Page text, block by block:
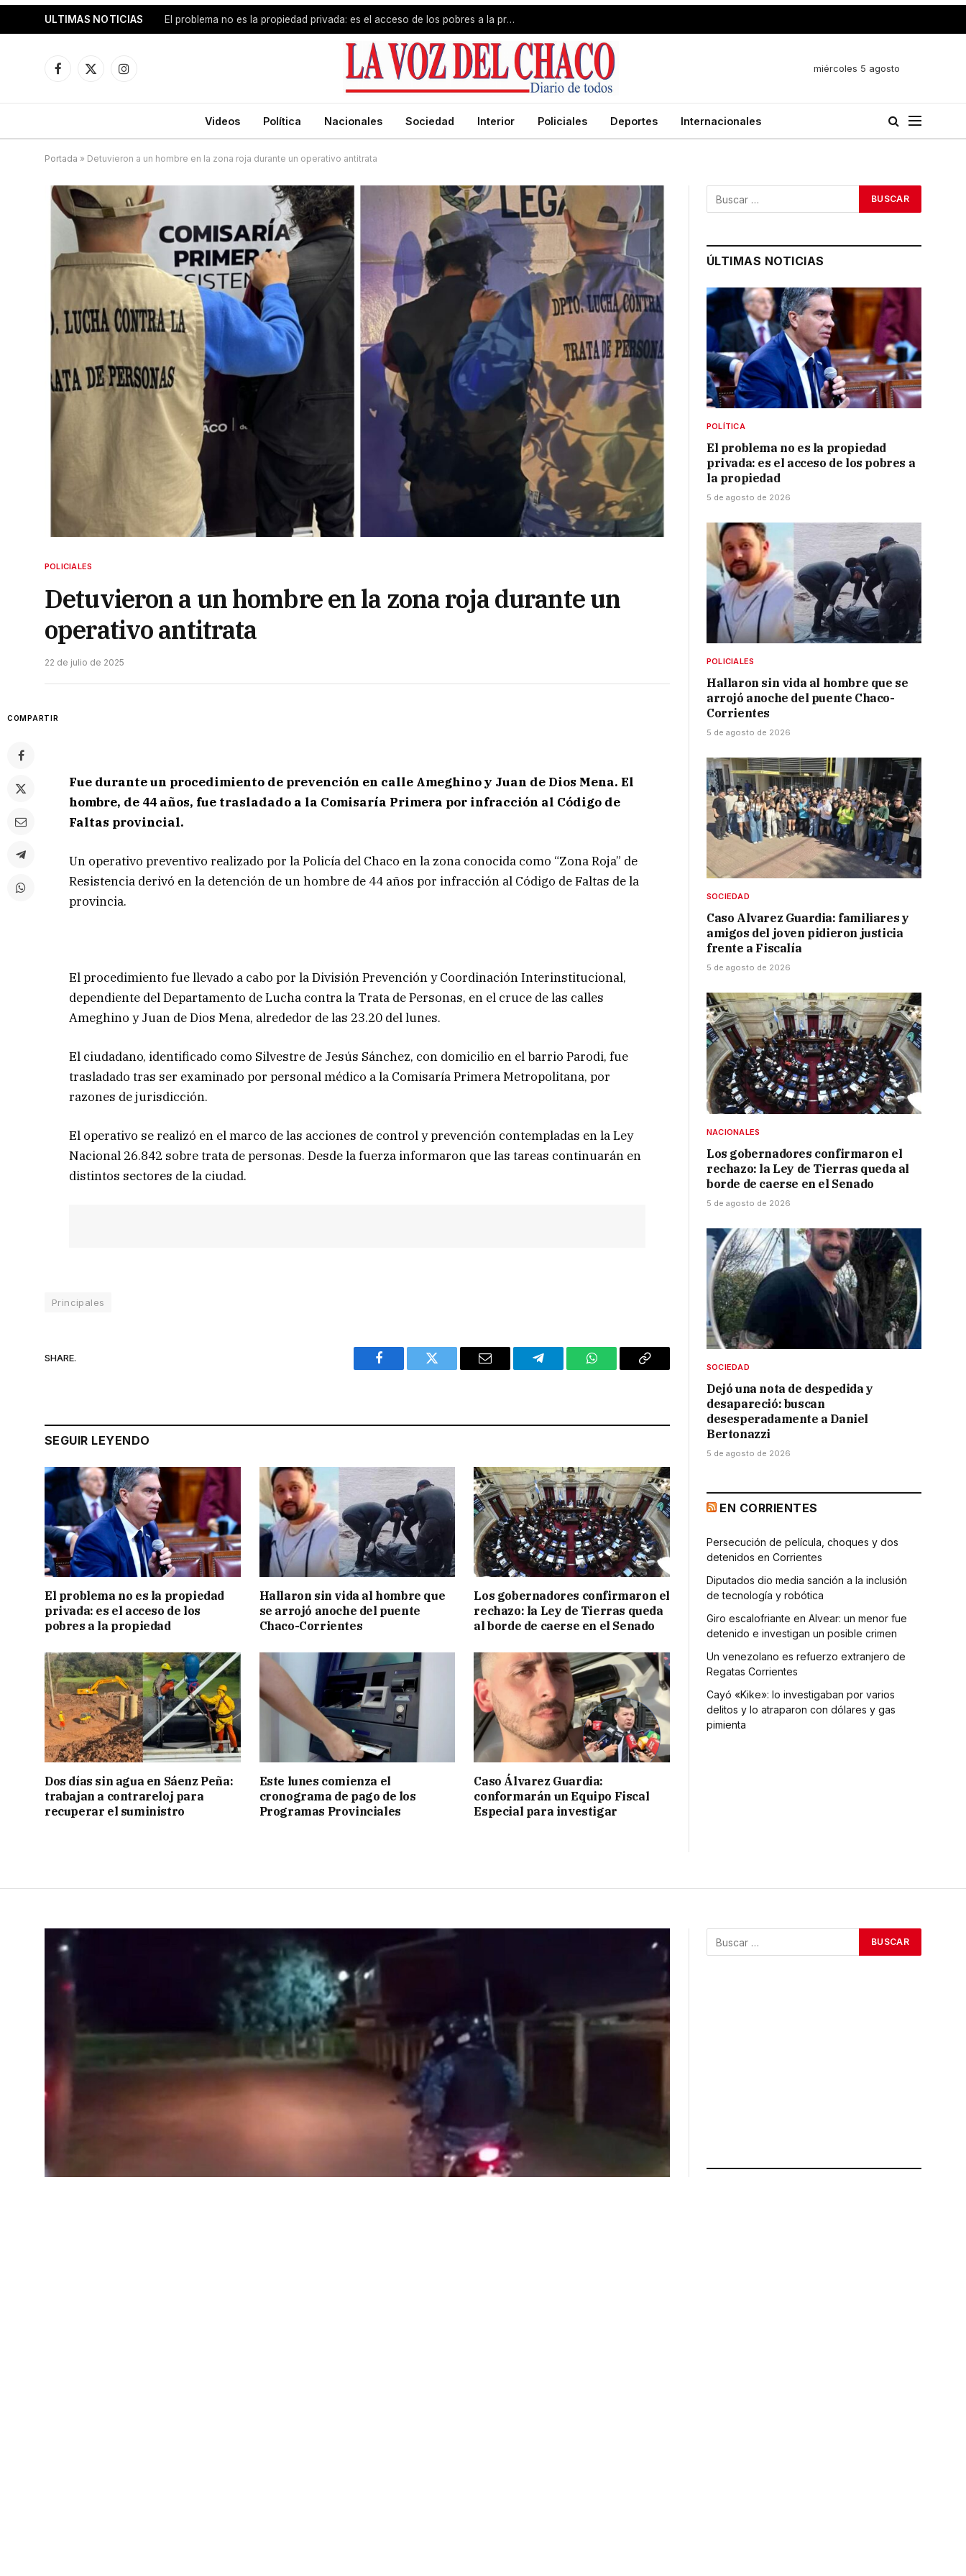
ULTIMAS NOTICIAS El problema no es la propiedad privada: es el acceso de los pobres a la propiedad
Facebook
X
Instagram
miércoles 5 agosto
Videos Política Nacionales Sociedad Interior Policiales Deportes Internacionales
Portada » Detuvieron a un hombre en la zona roja durante un operativo antitrata
POLICIALES
Detuvieron a un hombre en la zona roja durante un
operativo antitrata
22 de julio de 2025
COMPARTIR
Fue durante un procedimiento de prevención en calle Ameghino y Juan de Dios Mena. El
hombre, de 44 años, fue trasladado a la Comisaría Primera por infracción al Código de
Faltas provincial.
Un operativo preventivo realizado por la Policía del Chaco en la zona conocida como “Zona Roja” de
Resistencia derivó en la detención de un hombre de 44 años por infracción al Código de Faltas de la
provincia.
El procedimiento fue llevado a cabo por la División Prevención y Coordinación Interinstitucional,
dependiente del Departamento de Lucha contra la Trata de Personas, en el cruce de las calles
Ameghino y Juan de Dios Mena, alrededor de las 23.20 del lunes.
El ciudadano, identificado como Silvestre de Jesús Sánchez, con domicilio en el barrio Parodi, fue
trasladado tras ser examinado por personal médico a la Comisaría Primera Metropolitana, por
razones de jurisdicción.
El operativo se realizó en el marco de las acciones de control y prevención contempladas en la Ley
Nacional 26.842 sobre trata de personas. Desde la fuerza informaron que las tareas continuarán en
distintos sectores de la ciudad.
Principales
SHARE.
Facebook Twitter Email Telegram WhatsAppCopy
SEGUIR LEYENDO
El problema no es la propiedad
privada: es el acceso de los
pobres a la propiedad
Hallaron sin vida al hombre que
se arrojó anoche del puente
Chaco-Corrientes
Los gobernadores confirmaron el
rechazo: la Ley de Tierras queda
al borde de caerse en el Senado
Dos días sin agua en Sáenz Peña:
trabajan a contrareloj para
recuperar el suministro
Este lunes comienza el
cronograma de pago de los
Programas Provinciales
Caso Álvarez Guardia:
conformarán un Equipo Fiscal
Especial para investigar
ÚLTIMAS NOTICIAS
POLÍTICA
El problema no es la propiedad
privada: es el acceso de los pobres a
la propiedad
5 de agosto de 2026
POLICIALES
Hallaron sin vida al hombre que se
arrojó anoche del puente Chaco-
Corrientes
5 de agosto de 2026
SOCIEDAD
Caso Alvarez Guardia: familiares y
amigos del joven pidieron justicia
frente a Fiscalía
5 de agosto de 2026
NACIONALES
Los gobernadores confirmaron el
rechazo: la Ley de Tierras queda al
borde de caerse en el Senado
5 de agosto de 2026
SOCIEDAD
Dejó una nota de despedida y
desapareció: buscan
desesperadamente a Daniel
Bertonazzi
5 de agosto de 2026
EN CORRIENTES
Persecución de película, choques y dos
detenidos en Corrientes
Diputados dio media sanción a la inclusión
de tecnología y robótica
Giro escalofriante en Alvear: un menor fue
detenido e investigan un posible crimen
Un venezolano es refuerzo extranjero de
Regatas Corrientes
Cayó «Kike»: lo investigaban por varios
delitos y lo atraparon con dólares y gas
pimienta